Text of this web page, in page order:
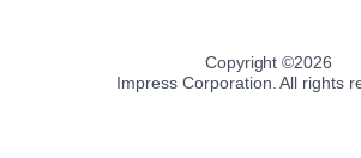
Copyright ©2026
Impress Corporation. All rights